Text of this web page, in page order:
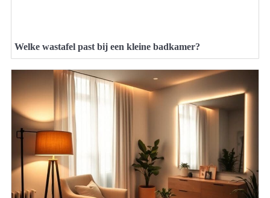
Welke wastafel past bij een kleine badkamer?